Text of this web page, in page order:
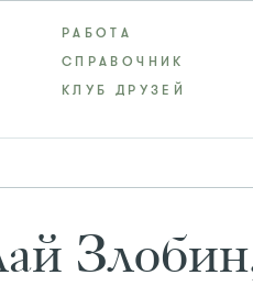
РАБОТА
СПРАВОЧНИК
КЛУБ ДРУЗЕЙ